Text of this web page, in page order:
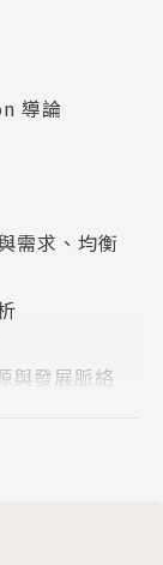
規劃簡而精
源，發展，
位讀者均可
選閱讀段
班地掌握經
，搭配簡潔
，一般上班
對生活的影
導論
需求、均衡
與發展脈絡
Theory 重